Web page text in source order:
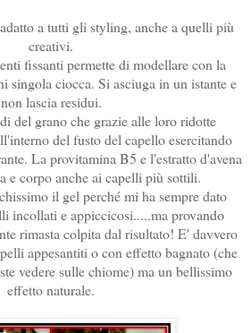
a tutti gli styling, anche a quelli più
creativi.
fissanti permette di modellare con la
singola ciocca. Si asciuga in un istante e
non lascia residui.
del grano che grazie alle loro ridotte
del fusto del capello esercitando
La provitamina B5 e l'estratto d'avena
e corpo anche ai capelli più sottili.
il gel perché mi ha sempre dato
incollati e appiccicosi.....ma provando
rimasta colpita dal risultato! E' davvero
appesantiti o con effetto bagnato (che
vedere sulle chiome) ma un bellissimo
effetto naturale.